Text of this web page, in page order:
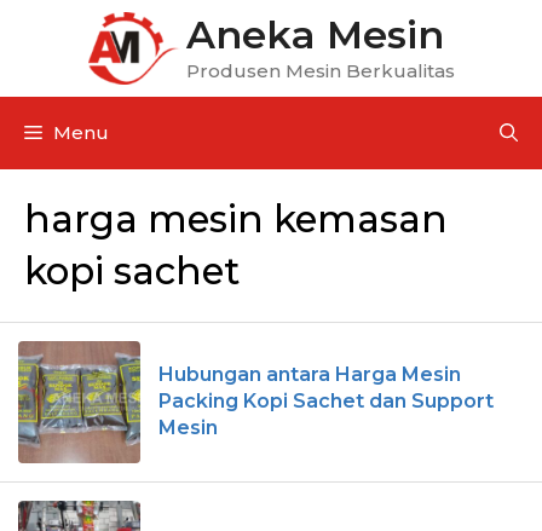
Aneka Mesin
Produsen Mesin Berkualitas
Menu
harga mesin kemasan
kopi sachet
Hubungan antara Harga Mesin
Packing Kopi Sachet dan Support
Mesin